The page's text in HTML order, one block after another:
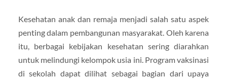
Kesehatan anak dan remaja menjadi salah satu aspek
penting dalam pembangunan masyarakat. Oleh karena
itu, berbagai kebijakan kesehatan sering diarahkan
untuk melindungi kelompok usia ini. Program vaksinasi
di sekolah dapat dilihat sebagai bagian dari upaya